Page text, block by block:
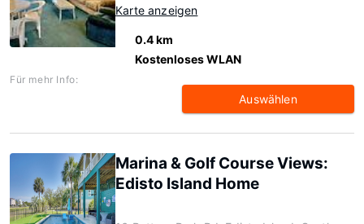
Karte anzeigen
0.4 km
Kostenloses WLAN
Für mehr Info:
Auswählen
Marina & Golf Course Views:
Edisto Island Home